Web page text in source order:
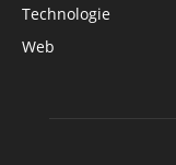
Technologie
Web